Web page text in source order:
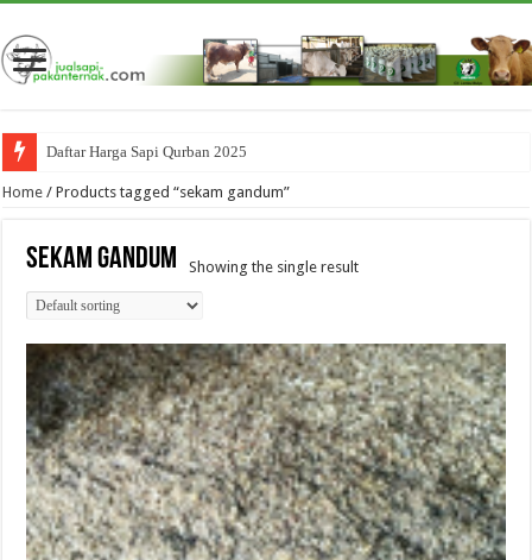
Daftar Harga Sapi Qurban 2025
Home / Products tagged “sekam gandum”
sekam gandum Showing the single result